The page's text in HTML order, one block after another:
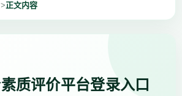
>正文内容
质评价平台登录入口